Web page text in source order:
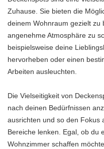
Zuhause. Sie bieten die
deinem Wohnraum gezielt zu
angenehme Atmosphäre zu
beispielsweise deine
hervorheben oder einen
Arbeiten ausleuchten.
Die Vielseitigkeit von
nach deinen Bedürfnissen
ausrichten und so den Fokus
Bereiche lenken. Egal, ob du
Wohnzimmer schaffen